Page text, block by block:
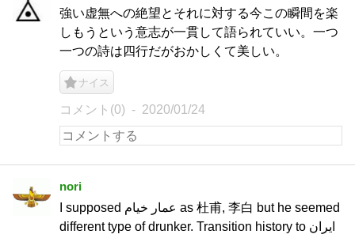
強い虚無への絶望とそれに対する今この瞬間を楽
しもうという意志が一貫して語られていい。一つ
一つの詩は四行だがおかしくて美しい。
ナイス
コメント(0) 2020/01/24
nori
I supposed عمار خیام as 杜甫, 李白 but he seemed
different type of drunker. Transition history to ایران